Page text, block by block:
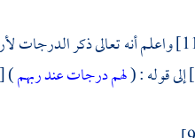
) [المجادلة : 11] واعلم أنه تعالى ذكر
لهم درجات عند ربهم)